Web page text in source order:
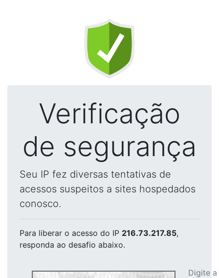
Verificação
de segurança
Seu IP fez diversas tentativas de
acessos suspeitos a sites hospedados
conosco.
Para liberar o acesso do IP 216.73.217.85,
responda ao desafio abaixo.
Digite